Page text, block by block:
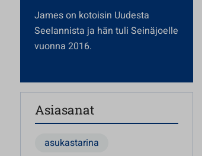
James on kotoisin Uudesta
Seelannista ja hän tuli Seinäjoelle
vuonna 2016.
Asiasanat
asukastarina